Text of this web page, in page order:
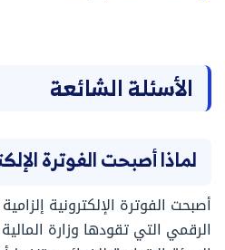
الأسئلة الشائعة
لماذا أصبحت الفوترة
أصبحت الفوترة الإلكترونية
الرقمي التي تقودها وزارة المالية